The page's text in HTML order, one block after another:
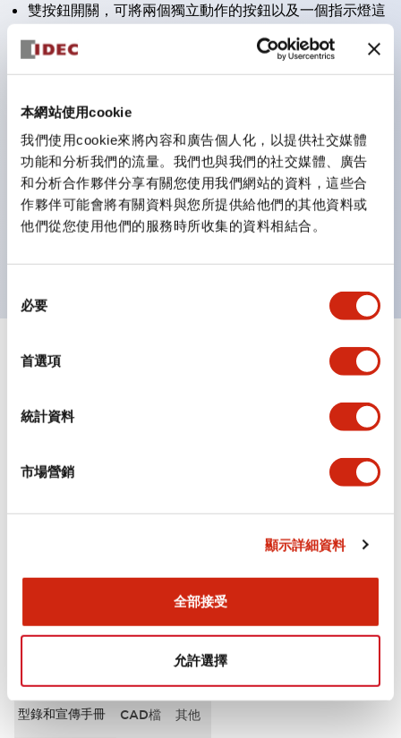
本網站使用cookie
我們使用cookie來將內容和廣告個人化，以提供社交媒體
功能和分析我們的流量。我們也與我們的社交媒體、廣告
和分析合作夥伴分享有關您使用我們網站的資料，這些合
作夥伴可能會將有關資料與您所提供給他們的其他資料或
他們從您使用他們的服務時所收集的資料相結合。
必要
首選項
統計資料
市場營銷
顯示詳細資料
全部接受
允許選擇
雙按鈕開關，可將兩個獨立動作的按鈕以及一個指示燈這
三種功能集結於一顆開關。
完整支援全球各地需求的多種電壓規格。
需分色管理的 LED 燈泡，如今可用單一顆燈泡呈現多種
顏色。
支援色彩通用設計（CUD）：可清楚辨識正方平頭形指
示燈的亮燈/熄燈狀態，以及點燈時的顏色識別。
符合 ISO 3864-4 安全色規範：在危險或緊急狀況下，
規格 顯示全部 +
型錄和宣傳手冊 CAD檔 其他